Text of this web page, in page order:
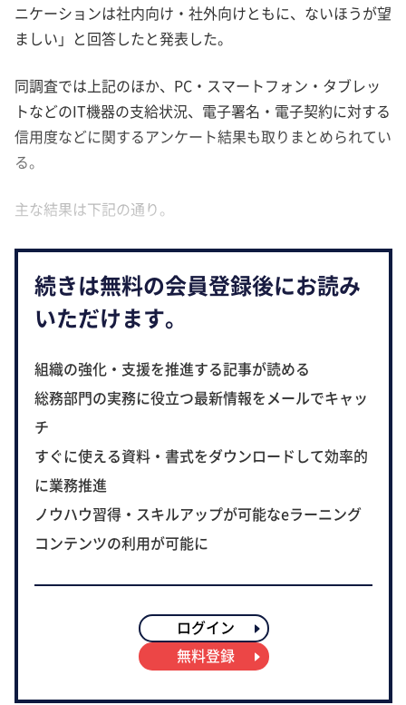
ニケーションは社内向け・社外向けともに、ないほうが望
ましい」と回答したと発表した。
同調査では上記のほか、PC・スマートフォン・タブレッ
トなどのIT機器の支給状況、電子署名・電子契約に対する
信用度などに関するアンケート結果も取りまとめられてい
る。
主な結果は下記の通り。
続きは無料の会員登録後にお読み
いただけます。
組織の強化・支援を推進する記事が読める
総務部門の実務に役立つ最新情報をメールでキャッ
チ
すぐに使える資料・書式をダウンロードして効率的
に業務推進
ノウハウ習得・スキルアップが可能なeラーニング
コンテンツの利用が可能に
ログイン
無料登録